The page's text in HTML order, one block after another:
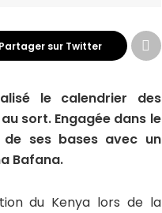
Partager sur Twitter
le calendrier des
sort. Engagée dans le
ses bases avec un
Bafana.
du Kenya lors de la